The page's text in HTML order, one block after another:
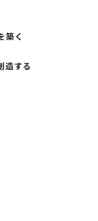
築く
造する